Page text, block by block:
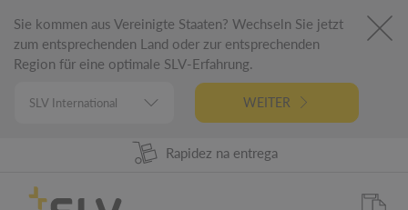
Sie kommen aus Vereinigte Staaten? Wechseln Sie jetzt
zum entsprechenden Land oder zur entsprechenden
Region für eine optimale SLV-Erfahrung.
WEITER
98% Disponibilidade dos produtos
Rapidez na entrega
5 anos garantia
Engenharia alemã